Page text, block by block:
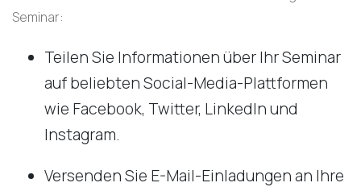
Seminar:
Teilen Sie Informationen über Ihr Seminar
auf beliebten Social-Media-Plattformen
wie Facebook, Twitter, LinkedIn und
Instagram.
Versenden Sie E-Mail-Einladungen an Ihre